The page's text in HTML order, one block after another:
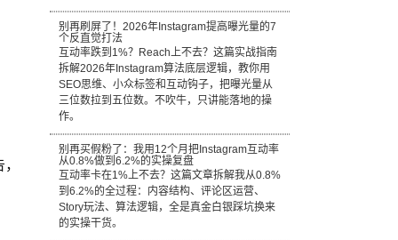
别再刷屏了！2026年Instagram提高曝光量的7
个反直觉打法
互动率跌到1%？Reach上不去？这篇实战指南
拆解2026年Instagram算法底层逻辑，教你用
SEO思维、小众标签和互动钩子，把曝光量从
三位数拉到五位数。不吹牛，只讲能落地的操
作。
别再买假粉了：我用12个月把Instagram互动率
从0.8%做到6.2%的实操复盘
互动率卡在1%上不去？这篇文章拆解我从0.8%
到6.2%的全过程：内容结构、评论区运营、
Story玩法、算法逻辑，全是真金白银踩坑换来
的实操干货。